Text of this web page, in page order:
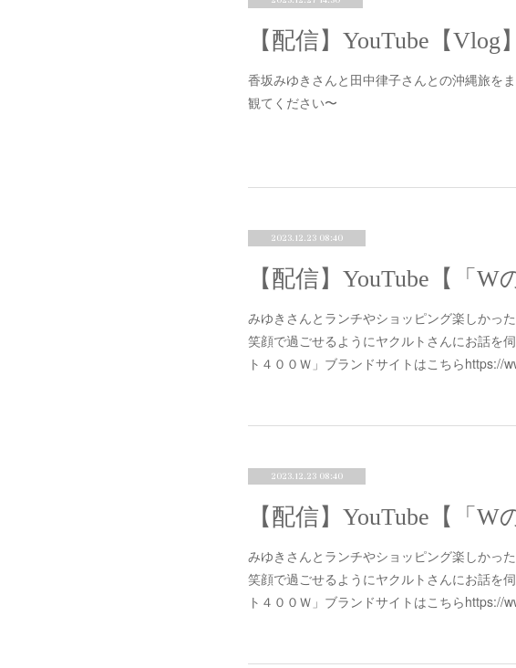
香坂みゆきさんと田中律子さんとの沖縄旅を
観てください〜
2023.12.23 08:40
みゆきさんとランチやショッピング楽しかっ
笑顔で過ごせるようにヤクルトさんにお話を
ト４００Ｗ」ブランドサイトはこちらhttps://
2023.12.23 08:40
みゆきさんとランチやショッピング楽しかっ
笑顔で過ごせるようにヤクルトさんにお話を
ト４００Ｗ」ブランドサイトはこちらhttps://